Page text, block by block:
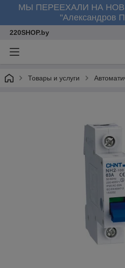
МЫ ПЕРЕЕХАЛИ НА
"Александров
220SHOP.by
Товары и услуги